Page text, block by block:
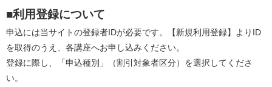
■利用登録について
申込には当サイトの登録者IDが必要です。【新規利用登録】よりID
を取得のうえ、各講座へお申し込みください。
登録に際し、「申込種別」（割引対象者区分）を選択してくださ
い。